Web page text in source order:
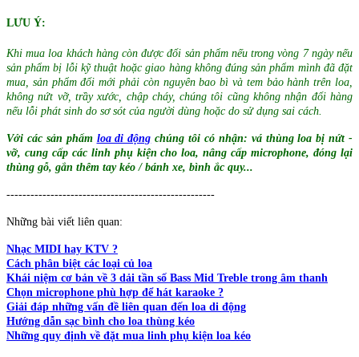
LƯU Ý:
Khi mua loa khách hàng còn được đổi sản phẩm nếu trong vòng 7 ngày nếu
sản phẩm bị lỗi kỹ thuật hoặc giao hàng không đúng sản phẩm mình đã đặt
mua, sản phẩm đổi mới phải còn nguyên bao bì và tem bảo hành trên loa,
không nứt vỡ, trầy xước, chập cháy, chúng tôi cũng không nhận đổi hàng
nếu lỗi phát sinh do sơ sót của người dùng hoặc do sử dụng sai cách.
Với các sản phẩm loa di động chúng tôi có nhận: vá thùng loa bị nứt -
vỡ, cung cấp các linh phụ kiện cho loa, nâng cấp microphone, đóng lại
thùng gỗ, gắn thêm tay kéo / bánh xe, bình ắc quy...
----------------------------------------------------
Những bài viết liên quan:
Nhạc MIDI hay KTV ?
Cách phân biệt các loại củ loa
Khái niệm cơ bản về 3 dải tần số Bass Mid Treble trong âm thanh
Chọn microphone phù hợp để hát karaoke ?
Giải đáp những vấn đề liên quan đến loa di động
Hướng dẫn sạc bình cho loa thùng kéo
Những quy định về đặt mua linh phụ kiện loa kéo